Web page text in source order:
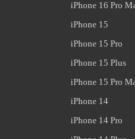
iPhone 16 Pro
iPhone 15
iPhone 15 Pro
iPhone 15 Plus
iPhone 15 Pro
iPhone 14
iPhone 14 Pro